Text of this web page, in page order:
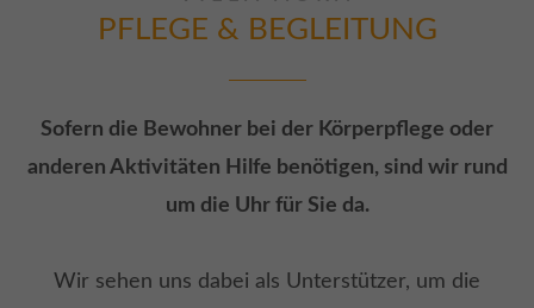
PFLEGE & BEGLEITUNG
Sofern die Bewohner bei der Körperpflege oder
anderen Aktivitäten Hilfe benötigen, sind wir rund
um die Uhr für Sie da.
Wir sehen uns dabei als Unterstützer, um die